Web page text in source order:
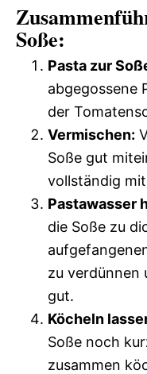
Soße:
Pasta zur
abgegossene
der
Vermischen:
Soße gut
vollständig
Pastawasser
die Soße zu
zu verdünnen
gut.
Köcheln
Soße noch
zusammen